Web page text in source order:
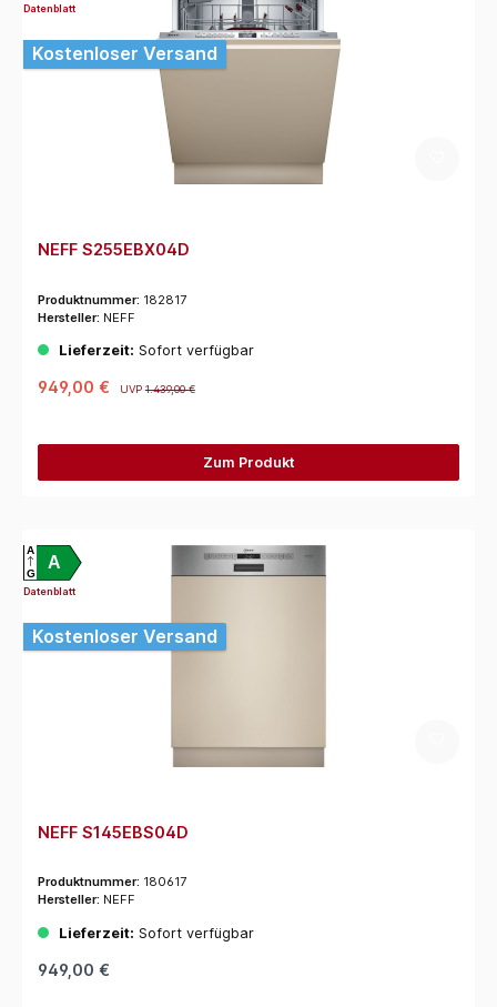
Datenblatt
Kostenloser Versand
NEFF S255EBX04D
Produktnummer: 182817
Hersteller: NEFF
Lieferzeit: Sofort verfügbar
949,00 € UVP1.439,00 €
Zum Produkt
A
A
G
Datenblatt
Kostenloser Versand
NEFF S145EBS04D
Produktnummer: 180617
Hersteller: NEFF
Lieferzeit: Sofort verfügbar
949,00 €